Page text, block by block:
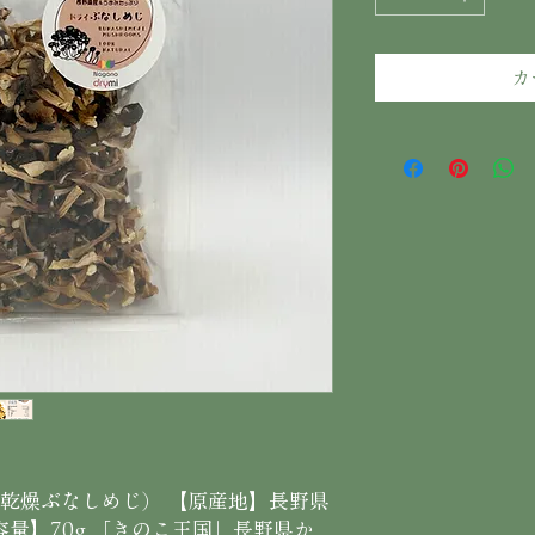
燥ぶなしめじ） 【原産地】長野県
量】70g 「きのこ王国」長野県か
￥20